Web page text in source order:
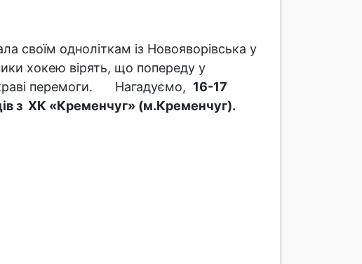
своїм одноліткам із Новояворівська у
хокею вірять, що попереду у
перемоги.
Нагадуємо, 16-17
з ХК «Кременчуг» (м.Кременчуг).